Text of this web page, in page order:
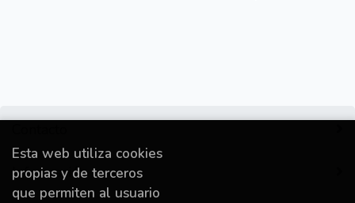
Información
Esta web utiliza cookies
propias y de terceros
que permiten al usuario